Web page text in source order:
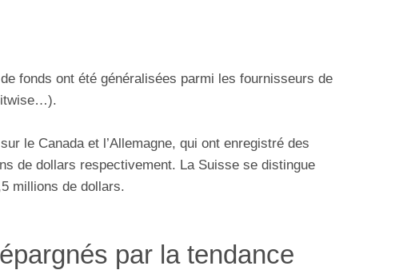
fonds ont été généralisées parmi les fournisseurs de
le Canada et l’Allemagne, qui ont enregistré des
de dollars respectivement. La Suisse se distingue
millions de dollars.
par la tendance